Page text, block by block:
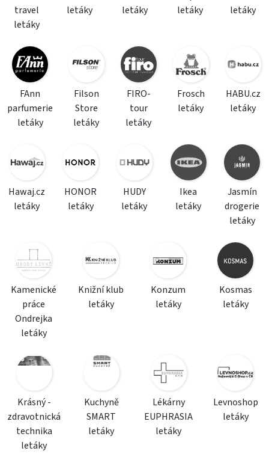
travel
letáky
letáky
letáky
letáky
letáky
FAnn
parfumerie
letáky
Filson
Store
letáky
FIRO-
tour
letáky
Frosch
letáky
HABU.cz
letáky
Hawaj.cz
letáky
HONOR
letáky
HUDY
letáky
Ikea
letáky
Jasmín
drogerie
letáky
Kamenické
práce
Ondrejka
letáky
Knižní klub
letáky
Konzum
letáky
Kosmas
letáky
Krásný -
zdravotnická
technika
letáky
Kuchyně
SMART
letáky
Lékárny
EUPHRASIA
letáky
Levnoshop
letáky